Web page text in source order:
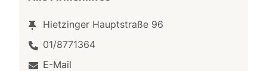
Hietzinger Hauptstraße 96
01/8771364
E-Mail